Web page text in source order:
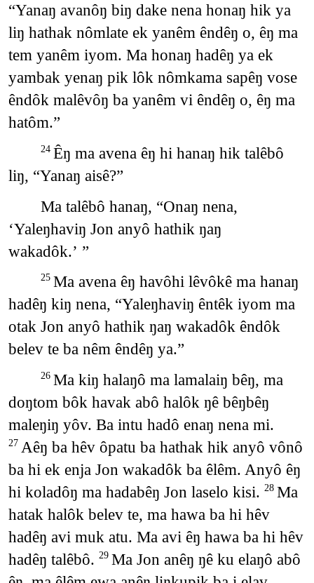
“Yanaŋ avanôŋ biŋ dake nena honaŋ hik ya
liŋ hathak nômlate ek yanêm êndêŋ o, êŋ ma
tem yanêm iyom. Ma honaŋ hadêŋ ya ek
yambak yenaŋ pik lôk nômkama sapêŋ vose
êndôk malêvôŋ ba yanêm vi êndêŋ o, êŋ ma
hatôm.”
24 Êŋ ma avena êŋ hi hanaŋ hik talêbô
liŋ, “Yanaŋ aisê?”
Ma talêbô hanaŋ, “Onaŋ nena,
‘Yaleŋhaviŋ Jon anyô hathik ŋaŋ
wakadôk.’ ”
25 Ma avena êŋ havôhi lêvôkê ma hanaŋ
hadêŋ kiŋ nena, “Yaleŋhaviŋ êntêk iyom ma
otak Jon anyô hathik ŋaŋ wakadôk êndôk
belev te ba nêm êndêŋ ya.”
26 Ma kiŋ halaŋô ma lamalaiŋ bêŋ, ma
doŋtom bôk havak abô halôk ŋê bêŋbêŋ
maleŋiŋ yôv. Ba intu hadô enaŋ nena mi.
27 Aêŋ ba hêv ôpatu ba hathak hik anyô vônô
ba hi ek enja Jon wakadôk ba êlêm. Anyô êŋ
hi koladôŋ ma hadabêŋ Jon laselo kisi. 28 Ma
hatak halôk belev te, ma hawa ba hi hêv
hadêŋ avi muk atu. Ma avi êŋ hawa ba hi hêv
hadêŋ talêbô. 29 Ma Jon anêŋ ŋê ku elaŋô abô